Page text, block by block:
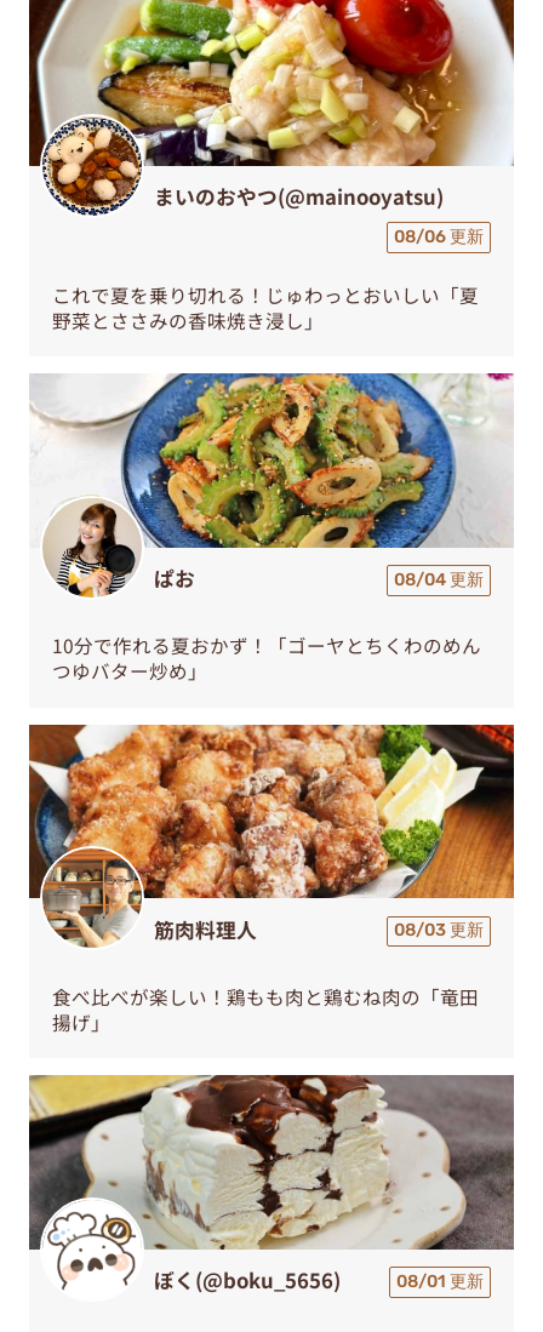
まいのおやつ(@mainooyatsu)
08/06 更新
これで夏を乗り切れる！じゅわっとおいしい「夏
野菜とささみの香味焼き浸し」
ぱお 08/04 更新
10分で作れる夏おかず！「ゴーヤとちくわのめん
つゆバター炒め」
筋肉料理人 08/03 更新
食べ比べが楽しい！鶏もも肉と鶏むね肉の「竜田
揚げ」
ぼく(@boku_5656) 08/01 更新